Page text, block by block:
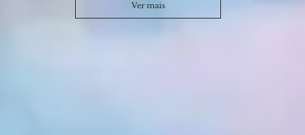
Ver mais